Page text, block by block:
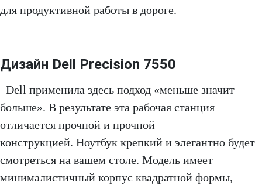
для продуктивной работы в дороге.
Дизайн Dell Precision 7550
Dell применила здесь подход «меньше значит
больше». В результате эта рабочая станция
отличается прочной и прочной
конструкцией. Ноутбук крепкий и элегантно будет
смотреться на вашем столе. Модель имеет
минималистичный корпус квадратной формы,